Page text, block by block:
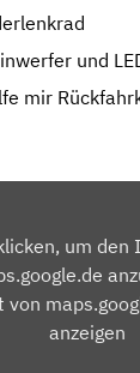
und
mir
um den
von
anzeigen